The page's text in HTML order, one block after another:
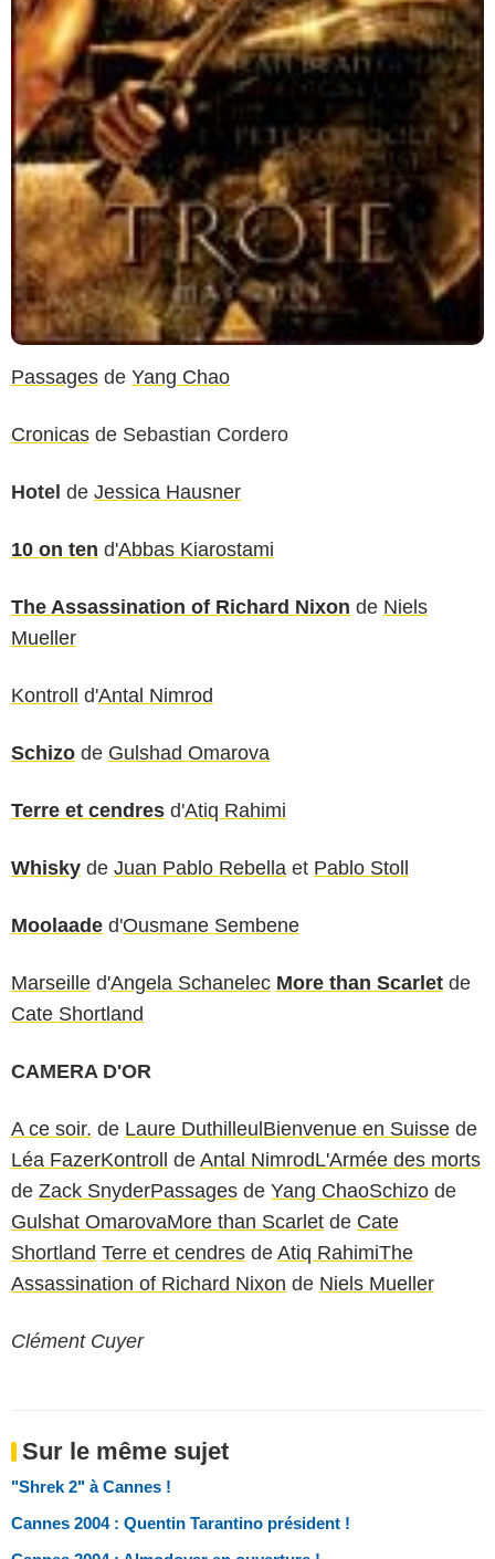
Passages de Yang Chao
Cronicas de Sebastian Cordero
Hotel de Jessica Hausner
10 on ten d'Abbas Kiarostami
The Assassination of Richard Nixon de Niels
Mueller
Kontroll d'Antal Nimrod
Schizo de Gulshad Omarova
Terre et cendres d'Atiq Rahimi
Whisky de Juan Pablo Rebella et Pablo Stoll
Moolaade d'Ousmane Sembene
Marseille d'Angela Schanelec More than Scarlet de
Cate Shortland
CAMERA D'OR
A ce soir. de Laure Duthilleul Bienvenue en Suisse de
Léa FazerKontroll de Antal NimrodL'Armée des morts
de Zack SnyderPassages de Yang ChaoSchizo de
Gulshat OmarovaMore than Scarlet de Cate
Shortland Terre et cendres de Atiq RahimiThe
Assassination of Richard Nixon de Niels Mueller
Clément Cuyer
Sur le même sujet
"Shrek 2" à Cannes !
Cannes 2004 : Quentin Tarantino président !